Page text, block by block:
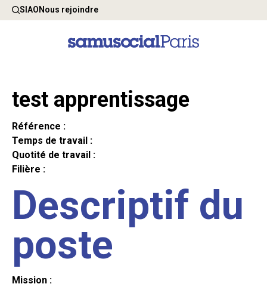
SIAONous rejoindre
test apprentissage
Référence :
Temps de travail :
Quotité de travail :
Filière :
Descriptif du
poste
Mission :